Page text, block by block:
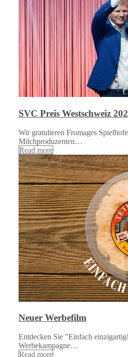
SVC Preis Westschweiz
Wir gratulieren Fromages
Milchproduzenten…
Read more
Neuer Werbefilm
Entdecken Sie "Einfach
Werbekampagne…
Read more